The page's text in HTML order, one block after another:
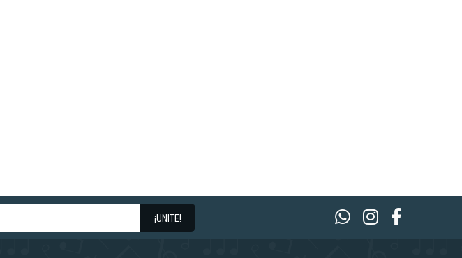
¡UNITE!